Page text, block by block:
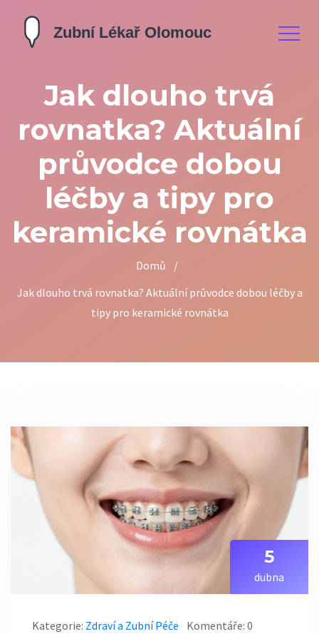
Jak dlouho trvá
rovnatka? Aktuální
průvodce dobou
léčby a tipy pro
keramické rovnátka
Domů
/
Jak dlouho trvá rovnatka? Aktuální průvodce dobou léčby a
tipy pro keramické rovnátka
5
dubna
Kategorie: Zdraví a Zubní Péče Komentáře: 0